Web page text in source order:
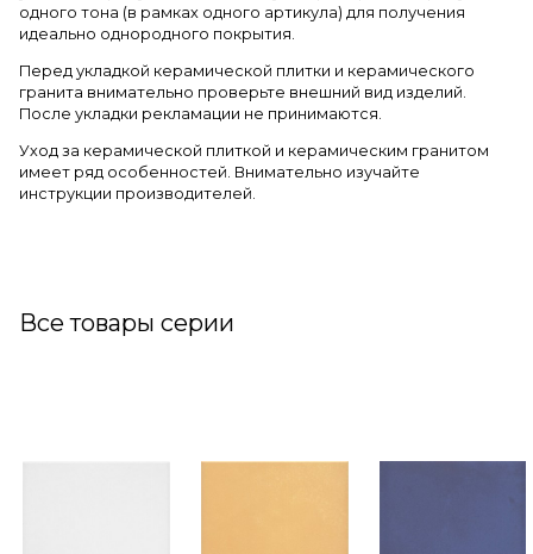
одного тона (в рамках одного артикула) для получения
идеально однородного покрытия.
Перед укладкой керамической плитки и керамического
гранита внимательно проверьте внешний вид изделий.
После укладки рекламации не принимаются.
Уход за керамической плиткой и керамическим гранитом
имеет ряд особенностей. Внимательно изучайте
инструкции производителей.
Все товары серии